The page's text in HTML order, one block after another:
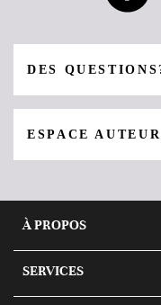
DES
ESPACE
À PROPOS
SERVICES